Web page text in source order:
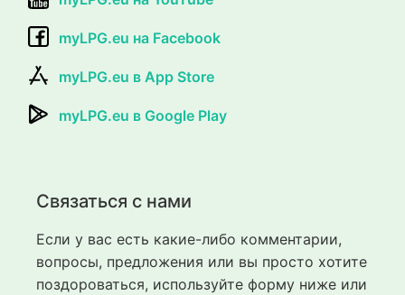
myLPG.eu на Facebook
myLPG.eu в App Store
myLPG.eu в Google Play
Связаться с нами
Если у вас есть какие-либо комментарии,
вопросы, предложения или вы просто хотите
поздороваться, используйте форму ниже или